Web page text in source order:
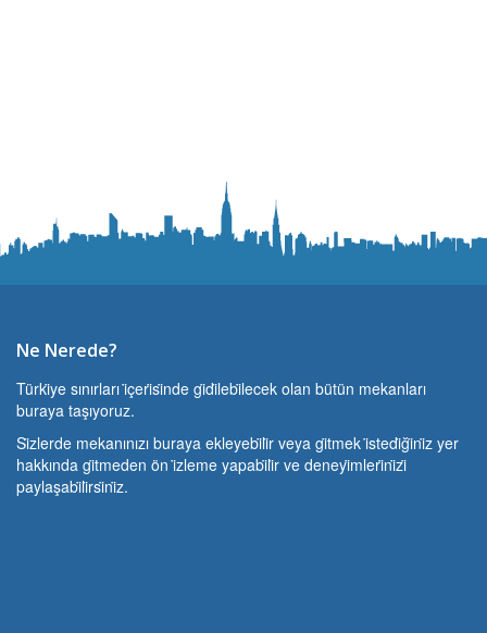
Ne Nerede?
Türki̇ye sınırları i̇çeri̇si̇nde gi̇di̇lebi̇lecek olan bütün mekanları
buraya taşıyoruz.
Si̇zlerde mekanınızı buraya ekleyebi̇li̇r veya gi̇tmek i̇stedi̇ği̇ni̇z yer
hakkında gi̇tmeden ön i̇zleme yapabi̇li̇r ve deneyi̇mleri̇ni̇zi̇
paylaşabi̇li̇rsi̇ni̇z.